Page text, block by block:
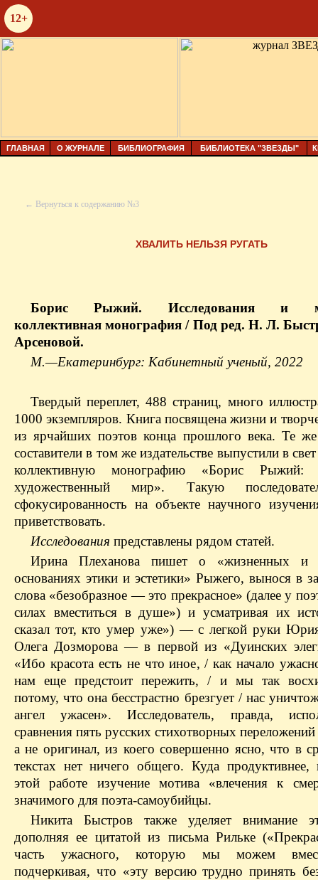
12+
ГЛАВНАЯ О ЖУРНАЛЕ БИБЛИОГРАФИЯ БИБЛИОТЕКА "ЗВЕЗДЫ"
← Вернуться к содержанию №3
ХВАЛИТЬ НЕЛЬЗЯ РУГАТЬ
Борис Рыжий. Исследования и
коллективная монография / Под ред. Н. Л.
Арсеновой.
М.—​Екатеринбург: Кабинетный ученый, 2022
Твердый переплет, 488 страниц, много
1000 экземпляров. Книга посвящена жизни и
из ярчайших поэтов конца прошлого века. Те
составители в том же издательстве выпустили в
коллективную монографию «Борис Рыжий:
художественный мир». Такую
сфокусированность на объекте научного
приветствовать.
Исследования представлены рядом статей.
Ирина Плеханова пишет о «жизненных и
основаниях этики и эстетики» Рыжего, вынося в
слова «безобразное — ​это прекрасное» (далее у
силах вместиться в душе») и усматривая их
сказал тот, кто умер уже») — ​с легкой руки
Олега Дозморова — ​в первой из «Дуинских
«Ибо красота есть не что иное, / как начало
нам еще предстоит пережить, / и мы так
потому, что она бесстрастно брезгует / нас
ангел ужасен». Исследователь, правда,
сравнения пять русских стихотворных переложений
а не оригинал, из коего совершенно ясно, что в
текстах нет ничего общего. Куда
этой работе изучение мотива «влечения к
значимого для поэта-самоубийцы.
Никита Быстров также уделяет внимание
дополняя ее цитатой из письма Рильке
часть ужасного, которую мы можем
подчеркивая, что «эту версию трудно принять